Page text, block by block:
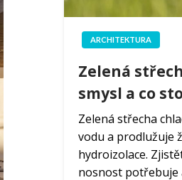
ARCHITEKTURA
Zelená
smysl a co
Zelená střecha
vodu a prodlužuje
hydroizolace.
nosnost potřebuje